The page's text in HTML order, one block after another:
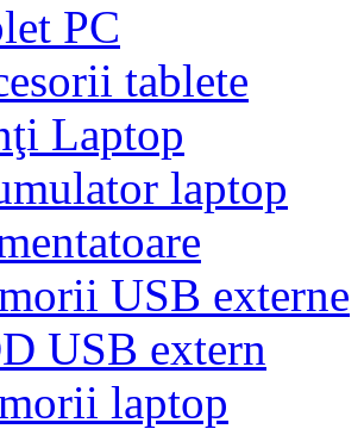
PC
tablete
Laptop
laptop
USB externe
USB extern
laptop